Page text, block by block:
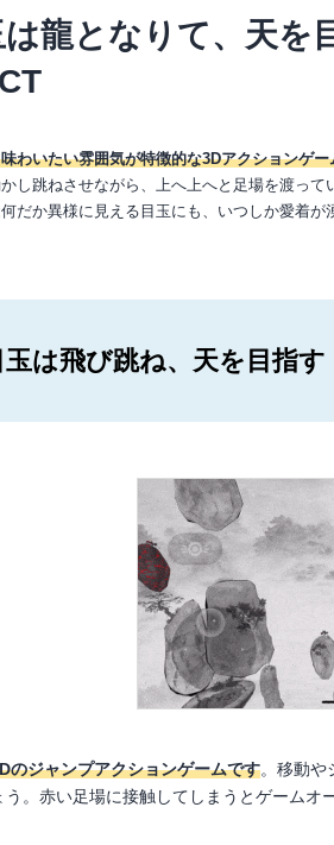
は龍となりて、天
わいたい雰囲気が特徴的な3Dアクションゲー
し跳ねさせながら、上へ上へと足場を渡っ
だか異様に見える目玉にも、いつしか愛着
玉は飛び跳ね、天を目指す
のジャンプアクションゲームです。移動や
う。赤い足場に接触してしまうとゲームオ